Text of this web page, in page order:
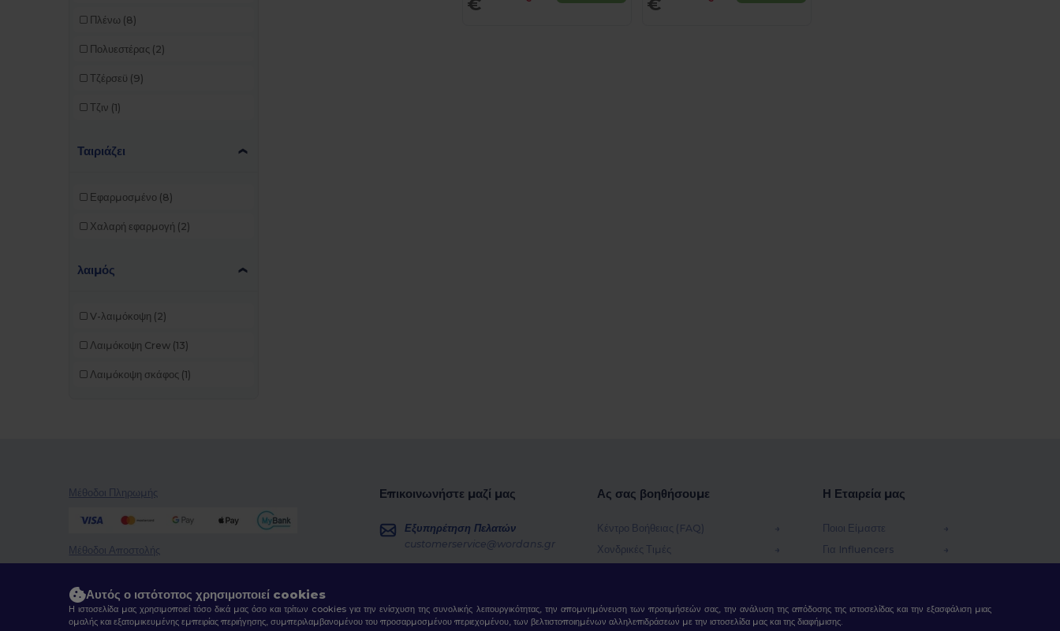
Premier (2)
Proact (25)
Promodoro
Radsow
Roly Sport (15)
RTP Apparel (5)
Sans Étiquette
SF Clothing (3)
SF Men (5)
SOL'S (92)
Spasso (3)
Spiro (4)
Starworld (8)
Πλένω (8)
Πολυεστέρας (2)
Τζέρσεϋ (9)
Τζιν (1)
Ταιριάζει
Εφαρμοσμένο (8)
Χαλαρή εφαρμογή (2)
λαιμός
V-λαιμόκοψη (2)
Λαιμόκοψη Crew (13)
Λαιμόκοψη σκάφος (1)
Μέθοδοι Πληρωμής
Μέθοδοι Αποστολής
Επικοινωνήστε μαζί μας
Εξυπηρέτηση Πελατών
customerservice@wordans.gr
Παρακολούθηση Παραγγελίας
Ας σας βοηθήσουμε
Κέντρο Βοήθειας (FAQ)
Χονδρικές Τιμές
Μέθοδοι Αποστολής
Η Εταιρεία μας
Ποιοι Είμαστε
Για Influencers
Αυτός ο ιστότοπος χρησιμοποιεί cookies
Η ιστοσελίδα μας χρησιμοποιεί τόσο δικά μας όσο και τρίτων cookies για την ενίσχυση της συνολικής λειτουργικότητας, την απομνημόνευση των προτιμήσεών σας, την ανάλυση της απόδοσης της ιστοσελίδας και την εξασφάλιση μιας
ομαλής και εξατομικευμένης εμπειρίας περιήγησης, συμπεριλαμβανομένου του προσαρμοσμένου περιεχομένου, των βελτιστοποιημένων αλληλεπιδράσεων με την ιστοσελίδα μας και της διαφήμισης.